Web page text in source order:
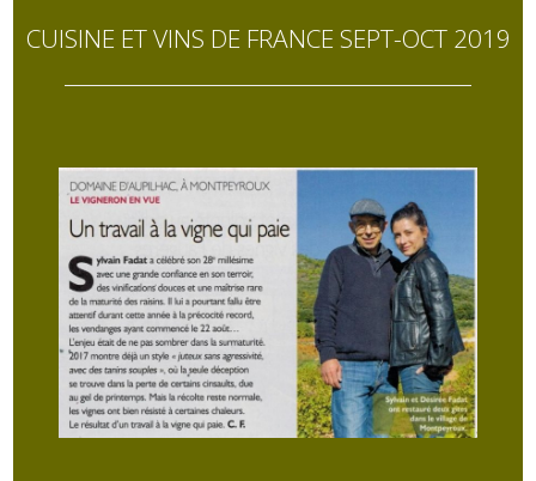
CUISINE ET VINS DE FRANCE SEPT-OCT 2019